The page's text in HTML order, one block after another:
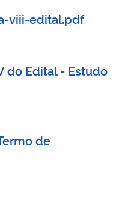
viii-edital.pdf
do Edital - Estudo
de